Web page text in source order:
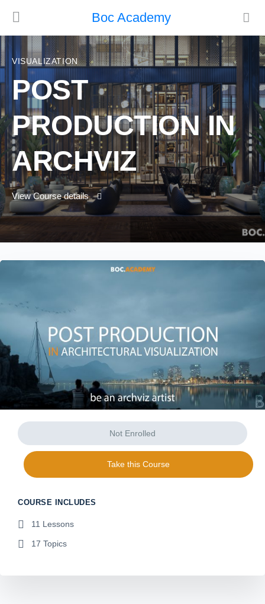
Boc Academy
VISUALIZATION
POST
PRODUCTION IN
ARCHVIZ
View Course details
Not Enrolled
Take this Course
COURSE INCLUDES
11 Lessons
17 Topics